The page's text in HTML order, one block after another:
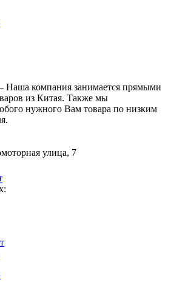
Наша компания занимается прямыми
из Китая. Также мы
нужного Вам товара по низким
улица, 7